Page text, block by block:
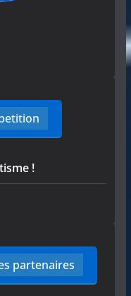
!
partenaires